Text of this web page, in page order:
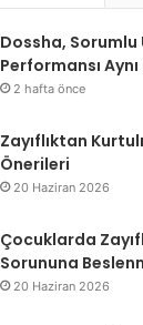
Dossha, Sorumlu
Performansı
2 hafta önce
Zayıflıktan
Önerileri
20 Haziran 2026
Çocuklarda
Sorununa
20 Haziran 2026